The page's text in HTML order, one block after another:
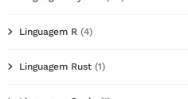
Linguagem R (4)
Linguagem Rust (1)